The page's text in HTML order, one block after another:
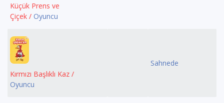
Küçük Prens ve
Çiçek / Oyuncu
Kırmızı Başlıklı Kaz /
Oyuncu
Sahnede